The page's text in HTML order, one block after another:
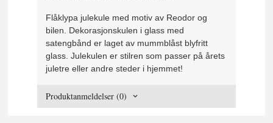
Flåklypa julekule med motiv av Reodor og
bilen. Dekorasjonskulen i glass med
satengbånd er laget av mummblåst blyfritt
glass. Julekulen er stilren som passer på årets
juletre eller andre steder i hjemmet!
Produktanmeldelser (0)